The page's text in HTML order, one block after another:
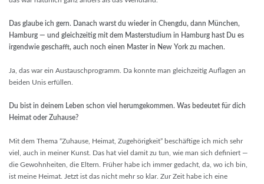
Das glaube ich gern. Danach warst du wieder in Chengdu, dann München,
Hamburg — und gleichzeitig mit dem Masterstudium in Hamburg hast Du es
irgendwie geschafft, auch noch einen Master in New York zu machen.
Ja, das war ein Austauschprogramm. Da konnte man gleichzeitig Auflagen an
beiden Unis erfüllen.
Du bist in deinem Leben schon viel herumgekommen. Was bedeutet für dich
Heimat oder Zuhause?
Mit dem Thema “Zuhause, Heimat, Zugehörigkeit” beschäftige ich mich sehr
viel, auch in meiner Kunst. Das hat viel damit zu tun, wie man sich definiert —
die Gewohnheiten, die Eltern. Früher habe ich immer gedacht, da, wo ich bin,
ist meine Heimat. Jetzt ist das nicht mehr so klar. Zur Zeit habe ich eine